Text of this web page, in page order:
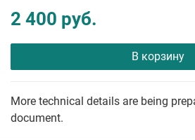
2 400 руб.
В корзину
More technical details are being
document.